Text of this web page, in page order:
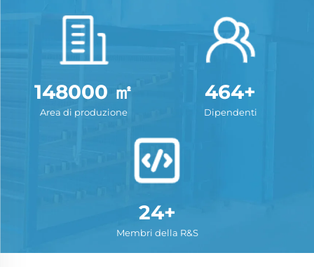
148000 ㎡
Area di produzione
464+
Dipendenti
24+
Membri della R&S